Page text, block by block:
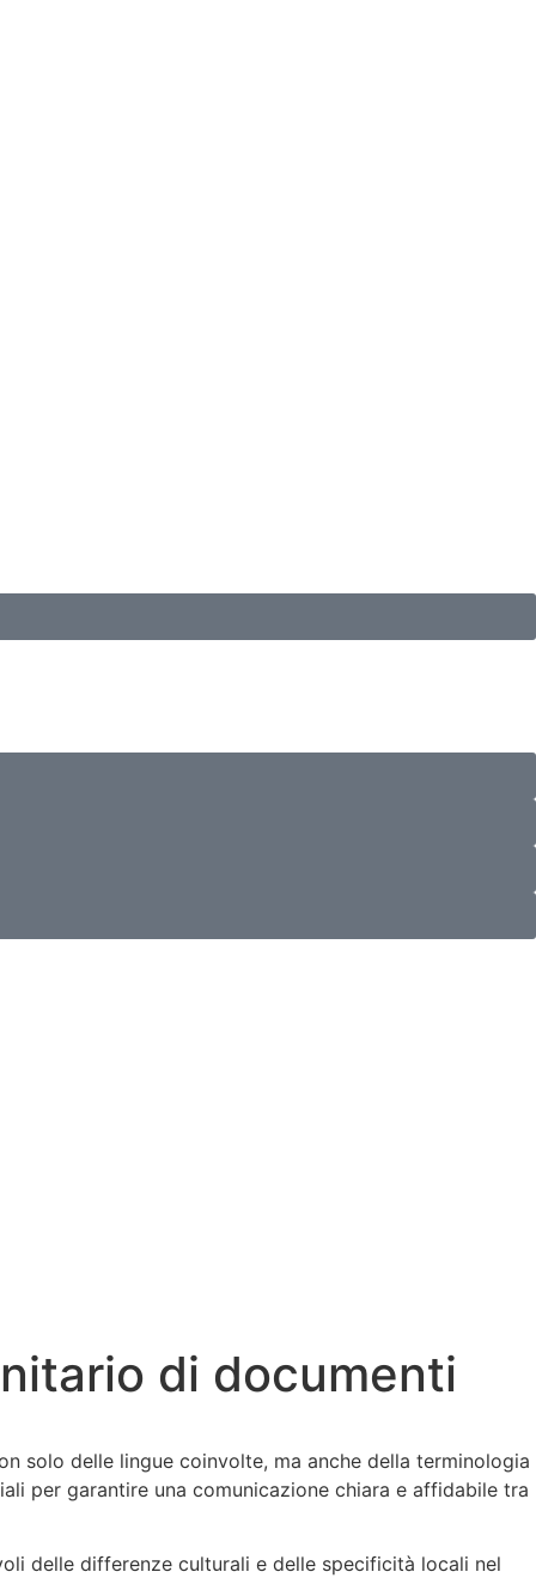
di documenti
solo delle lingue coinvolte, ma anche della terminologia
per garantire una comunicazione chiara e affidabile tra
delle differenze culturali e delle specificità locali nel